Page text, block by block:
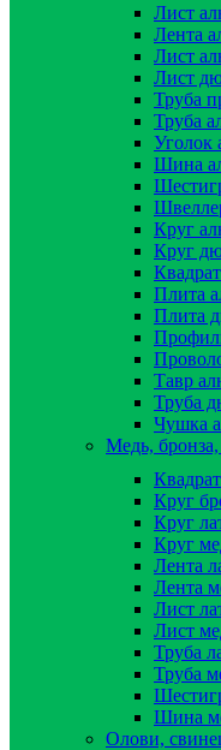
Лист
Лента
Лист
Лист
Труба
Труба
Уголок
Шина
Круг
Круг
Плита
Плита
Тавр
Труба
Чушка
Медь, бронза,
Круг
Круг
Круг
Лента
Лента
Лист
Лист
Труба
Труба
Шина
Олови,